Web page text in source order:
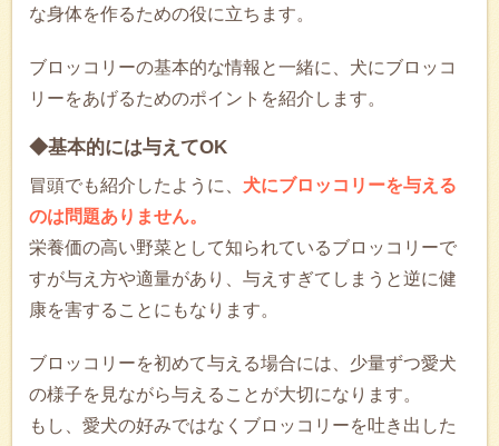
な身体を作るための役に立ちます。
ブロッコリーの基本的な情報と一緒に、犬にブロッコ
リーをあげるためのポイントを紹介します。
◆基本的には与えてOK
冒頭でも紹介したように、 犬にブロッコリーを与える
のは問題ありません。
栄養価の高い野菜として知られているブロッコリーで
すが与え方や適量があり、与えすぎてしまうと逆に健
康を害することにもなります。
ブロッコリーを初めて与える場合には、少量ずつ愛犬
の様子を見ながら与えることが大切になります。
もし、愛犬の好みではなくブロッコリーを吐き出した